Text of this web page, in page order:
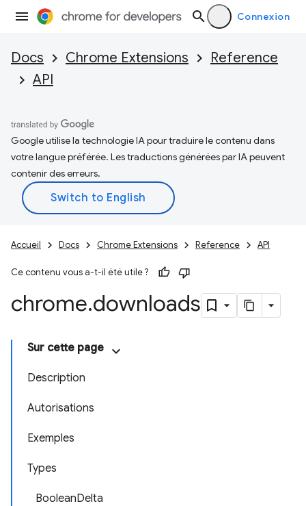
Connexion
Docs Chrome Extensions
Reference
API
Google utilise la technologie IA pour traduire le contenu dans
votre langue préférée. Les traductions générées par IA peuvent
contenir des erreurs.
Accueil Docs Chrome Extensions Reference API
Ce contenu vous a-t-il été utile ?
chrome.downloads
Sur cette page
Description
Autorisations
Exemples
Types
BooleanDelta